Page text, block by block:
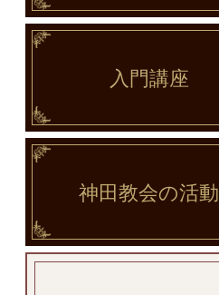
入門講座
神田教会の活動